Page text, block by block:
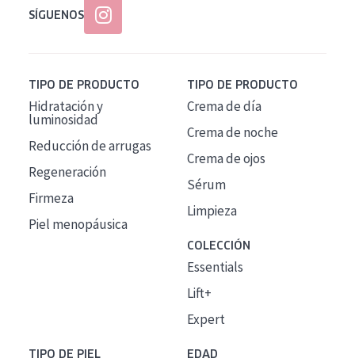
SÍGUENOS
TIPO DE PRODUCTO
Hidratación y
luminosidad
Reducción de arrugas
Regeneración
Firmeza
Piel menopáusica
TIPO DE PRODUCTO
Crema de día
Crema de noche
Crema de ojos
Sérum
Limpieza
COLECCIÓN
Essentials
Lift+
Expert
TIPO DE PIEL EDAD